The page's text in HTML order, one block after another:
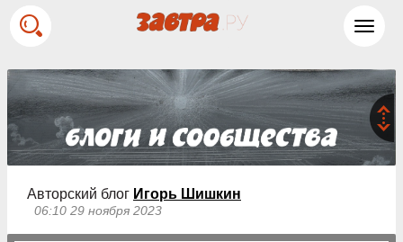
Авторский блог Игорь Шишкин
06:10 29 ноября 2023